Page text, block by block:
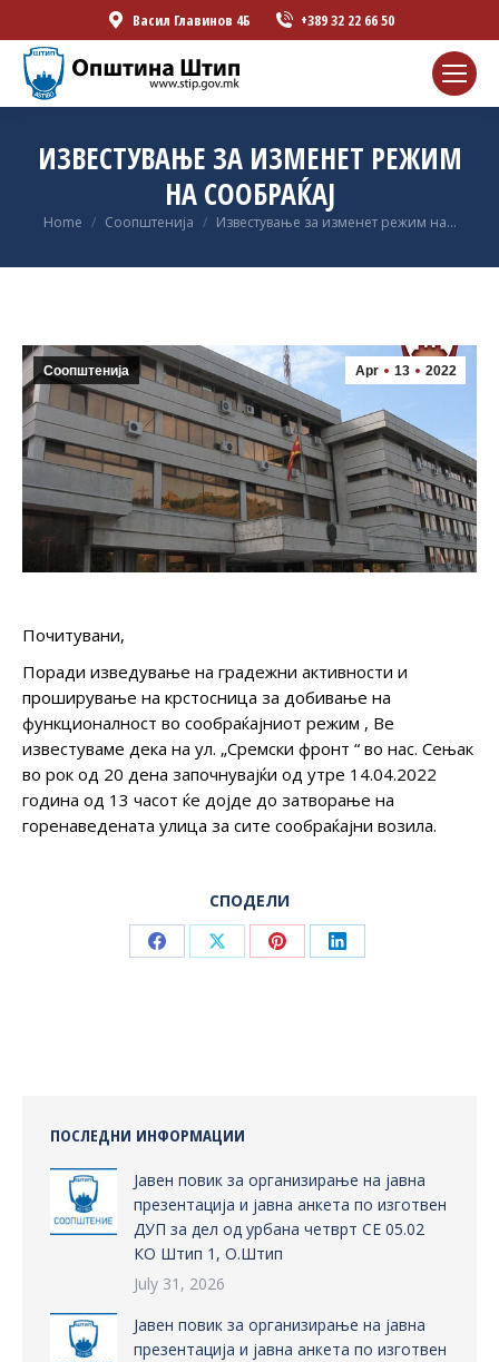
Васил Главинов 4Б +389 32 22 66 50
ИЗВЕСТУВАЊЕ ЗА ИЗМЕНЕТ РЕЖИМ
НА СООБРАЌАЈ
You are here:
Home Соопштенија Известување за изменет режим на…
Apr 13 2022
Соопштенија
Почитувани,
Поради изведување на градежни активности и
проширување на крстосница за добивање на
функционалност во сообраќајниот режим , Ве
известуваме дека на ул. „Сремски фронт “ во нас. Сењак
во рок од 20 дена започнувајќи од утре 14.04.2022
година од 13 часот ќе дојде до затворање на
горенаведената улица за сите сообраќајни возила.
СПОДЕЛИ
Share Share Share Share
ПОСЛЕДНИ ИНФОРМАЦИИ
Јавен повик за организирање на јавна
презентација и јавна анкета по изготвен
ДУП за дел од урбана четврт СЕ 05.02
КО Штип 1, О.Штип
July 31, 2026
Јавен повик за организирање на јавна
презентација и јавна анкета по изготвен